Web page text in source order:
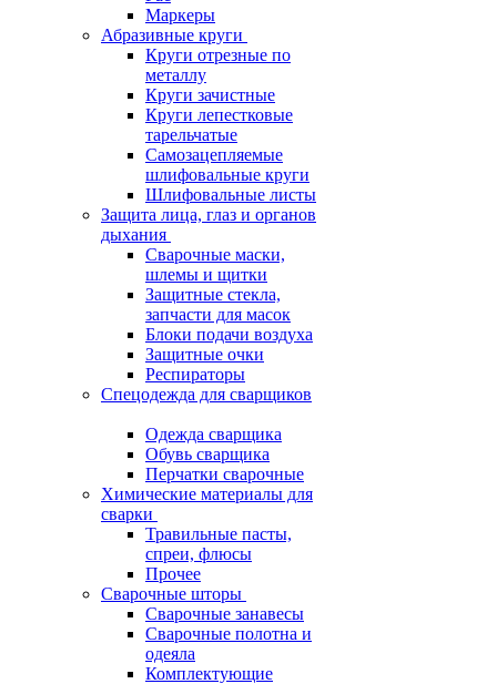
Маркеры
Абразивные круги
Круги отрезные по
металлу
Круги зачистные
Круги лепестковые
тарельчатые
Самозацепляемые
шлифовальные круги
Шлифовальные листы
Защита лица, глаз и органов
дыхания
Сварочные маски,
шлемы и щитки
Защитные стекла,
запчасти для масок
Блоки подачи воздуха
Защитные очки
Респираторы
Спецодежда для сварщиков
Одежда сварщика
Обувь сварщика
Перчатки сварочные
Химические материалы для
сварки
Травильные пасты,
спреи, флюсы
Прочее
Сварочные шторы
Сварочные занавесы
Сварочные полотна и
одеяла
Комплектующие